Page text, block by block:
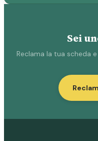
Sei
Reclama la tua scheda